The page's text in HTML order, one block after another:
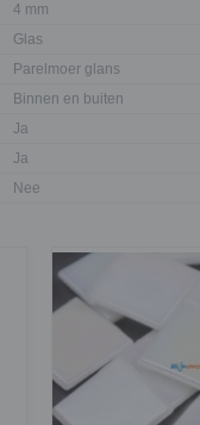
4 mm
Glas
Parelmoer glans
Binnen en buiten
Ja
Ja
Nee